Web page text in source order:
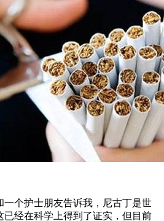
一个护士朋友告诉我，尼古丁是世
已经在科学上得到了证实，但目前